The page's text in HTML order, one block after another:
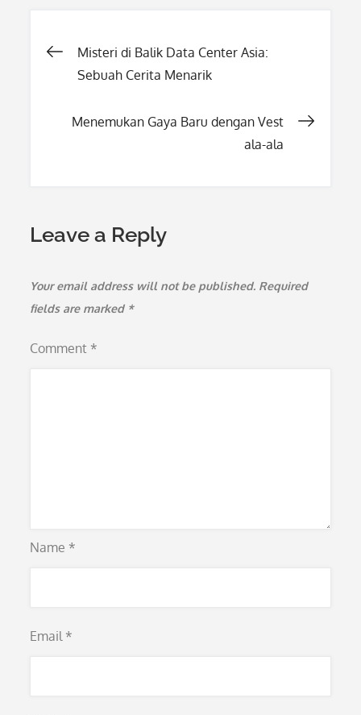
Post
Misteri di Balik Data Center Asia:
Sebuah Cerita Menarik
Menemukan Gaya Baru dengan Vest
ala-ala
Leave a Reply
Your email address will not be published. Required
fields are marked *
Comment *
Name *
Email *